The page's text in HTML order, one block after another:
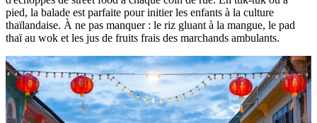
pied, la balade est parfaite pour initier les enfants à la culture
thaïlandaise. À ne pas manquer : le riz gluant à la mangue, le pad
thaï au wok et les jus de fruits frais des marchands ambulants.